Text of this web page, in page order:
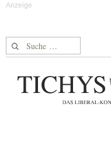
Suche nach: